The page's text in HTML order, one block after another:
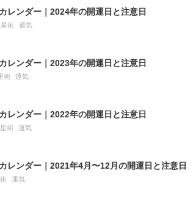
レンダー｜2024年の開運日と注意日
術 運気
レンダー｜2023年の開運日と注意日
術 運気
レンダー｜2022年の開運日と注意日
術 運気
レンダー｜2021年4月〜12月の開運日と注意日
運気